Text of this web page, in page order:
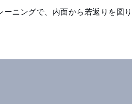
ーニングで、内面から若返りを図り